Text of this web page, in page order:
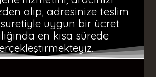
alıp, adresinize teslim
uygun bir ücret
en kısa sürede